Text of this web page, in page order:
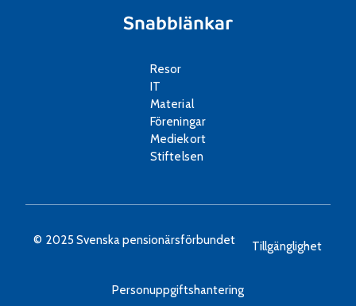
Snabblänkar
Resor
IT
Material
Föreningar
Mediekort
Stiftelsen
© 2025 Svenska pensionärsförbundet Tillgänglighet
Personuppgiftshantering